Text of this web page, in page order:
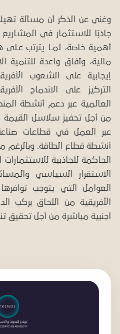
وغني عن الذكر أن مسألة
جاذبًا للاستثمار في
أهمية خاصة، لمـا يترتب
مالية، وآفاق واعدة للتنمية
إيجابية على الشعوب
التركيز على الاندماج
العالمية عبر دعم أنشطة
من أجل تحفيز سلاسل القيمة
عبر العمل في قطاعات
أنشطة قطاع الطاقة. وبالرغم
الحاكمة للجاذبية
الاستقرار السياسي
العوامل التي يتوجب
الأفريقية من اللحاق بركب
أجنبية مباشرة من أجل تحقيق